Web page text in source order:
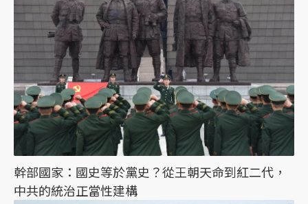
幹部國家：國史等於黨史？從王朝天命到紅二代，
中共的統治正當性建構